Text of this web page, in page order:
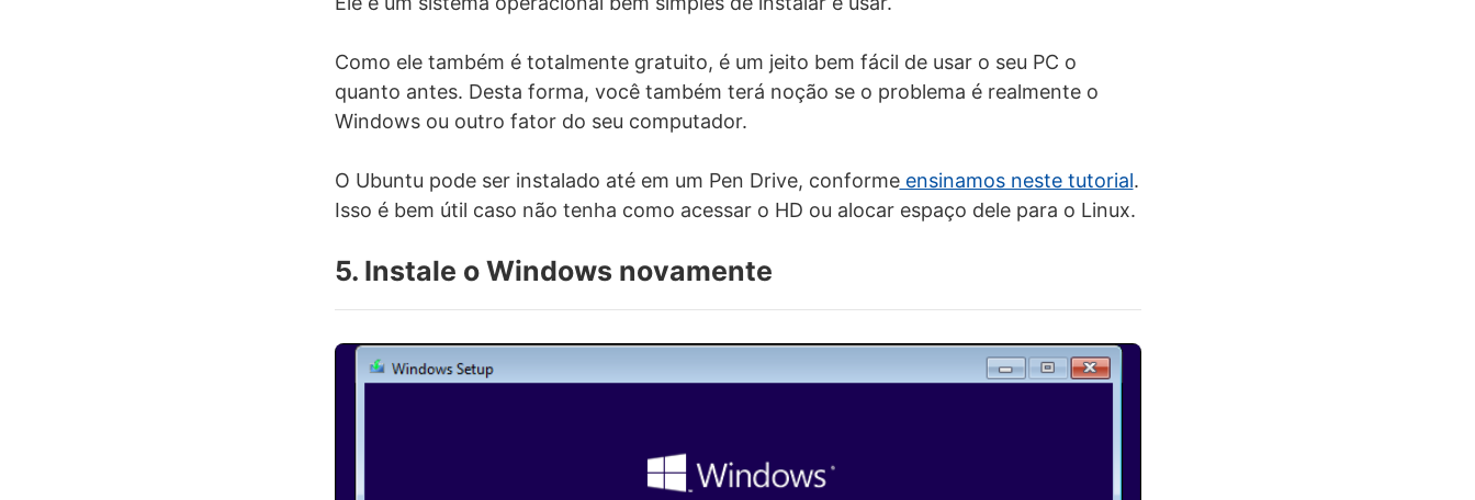
Como ele também é totalmente gratuito, é um jeito bem fácil de usar o seu PC o
quanto antes. Desta forma, você também terá noção se o problema é realmente o
Windows ou outro fator do seu computador.
O Ubuntu pode ser instalado até em um Pen Drive, conformeensinamos neste tutorial.
Isso é bem útil caso não tenha como acessar o HD ou alocar espaço dele para o Linux.
5. Instale o Windows novamente